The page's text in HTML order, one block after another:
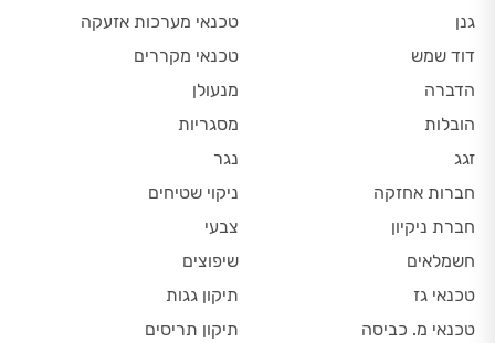
גנן
דוד שמש
הדברה
הובלות
זגג
חברות אחזקה
חברת ניקיון
חשמלאים
טכנאי גז
טכנאי מ. כביסה
טכנאי מערכות אזעקה
טכנאי מקררים
מנעולן
מסגריות
נגר
ניקוי שטיחים
צבעי
שיפוצים
תיקון גגות
תיקון תריסים